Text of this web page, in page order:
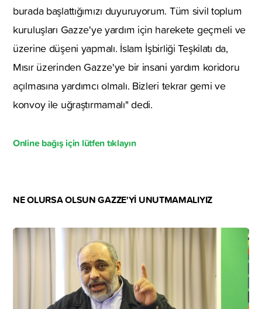
burada başlattığımızı duyuruyorum. Tüm sivil toplum
kuruluşları Gazze'ye yardım için harekete geçmeli ve
üzerine düşeni yapmalı. İslam İşbirliği Teşkilatı da,
Mısır üzerinden Gazze'ye bir insani yardım koridoru
açılmasına yardımcı olmalı. Bizleri tekrar gemi ve
konvoy ile uğraştırmamalı" dedi.
Online bağış için lütfen tıklayın
NE OLURSA OLSUN GAZZE'Yİ UNUTMAMALIYIZ